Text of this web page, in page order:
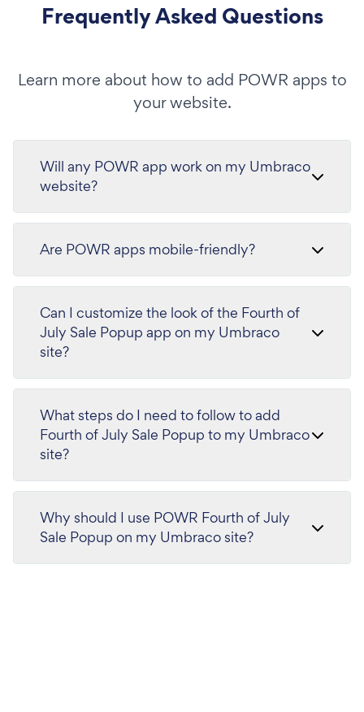
Frequently Asked Questions
Learn more about how to add POWR apps to
your website.
Will any POWR app work on my Umbraco
website?
Are POWR apps mobile-friendly?
Can I customize the look of the Fourth of
July Sale Popup app on my Umbraco
site?
What steps do I need to follow to add
Fourth of July Sale Popup to my Umbraco
site?
Why should I use POWR Fourth of July
Sale Popup on my Umbraco site?